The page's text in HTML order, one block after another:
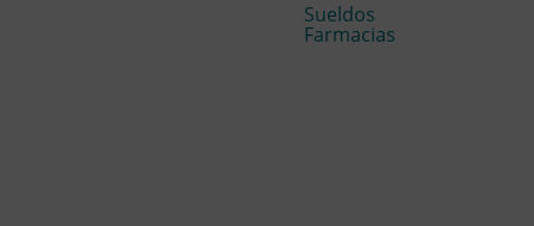
Sueldos
Farmacias